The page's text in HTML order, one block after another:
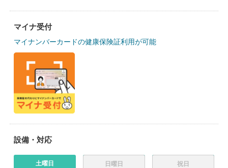
マイナ受付
マイナンバーカードの健康保険証利用が可能
設備・対応
土曜日 日曜日 祝日